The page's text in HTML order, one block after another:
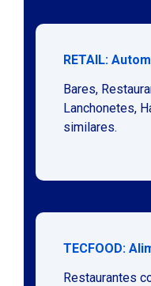
RETAIL:
Bares,
Lanchonetes,
similares.
TECFOOD:
Restaurantes